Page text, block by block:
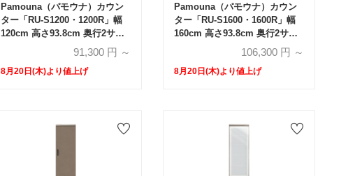
Pamouna（パモウナ）カウン
ター「RU-S1200・1200R」幅
120cm 高さ93.8cm 奥行2サイ
ズ（44.5cm・50cm）全4色
91,300 円 ～
8月20日(木)より値上げ
Pamouna（パモウナ）カウン
ター「RU-S1600・1600R」幅
160cm 高さ93.8cm 奥行2サイ
ズ（44.5cm・50cm）全4色
106,300 円 ～
8月20日(木)より値上げ